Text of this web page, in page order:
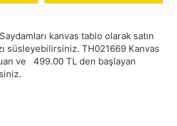
kanvas tablo olarak satın
süsleyebilirsiniz. TH021669 Kanvas
ve 499.00 TL den başlayan